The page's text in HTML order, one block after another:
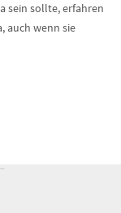
sein sollte, erfahren
auch wenn sie